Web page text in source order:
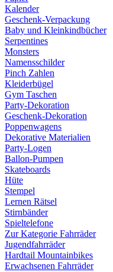
Kalender
Geschenk-Verpackung
Baby und Kleinkindbücher
Serpentines
Monsters
Namensschilder
Pinch Zahlen
Kleiderbügel
Gym Taschen
Party-Dekoration
Geschenk-Dekoration
Poppenwagens
Dekorative Materialien
Party-Logen
Ballon-Pumpen
Skateboards
Hüte
Stempel
Lernen Rätsel
Stirnbänder
Spieltelefone
Zur Kategorie Fahrräder
Jugendfahrräder
Hardtail Mountainbikes
Erwachsenen Fahrräder